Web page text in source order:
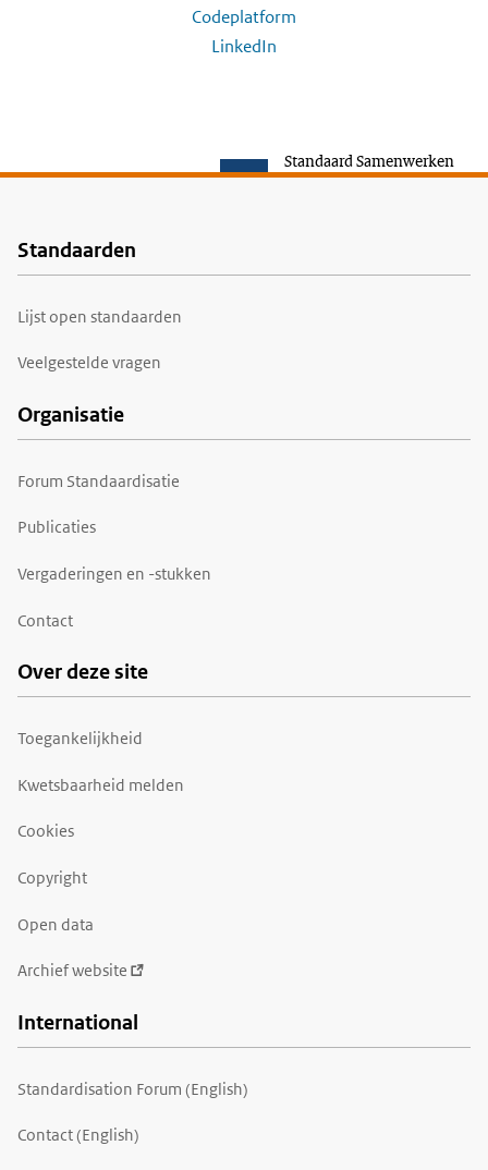
Codeplatform
LinkedIn
Standaard Samenwerken
Voet
Standaarden
Lijst open standaarden
Veelgestelde vragen
Organisatie
Forum Standaardisatie
Publicaties
Vergaderingen en -stukken
Contact
Over deze site
Toegankelijkheid
Kwetsbaarheid melden
Cookies
Copyright
Open data
Archief website
International
Standardisation Forum (English)
Contact (English)